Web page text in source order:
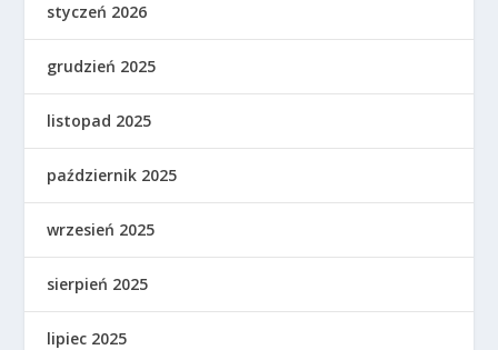
styczeń 2026
grudzień 2025
listopad 2025
październik 2025
wrzesień 2025
sierpień 2025
lipiec 2025